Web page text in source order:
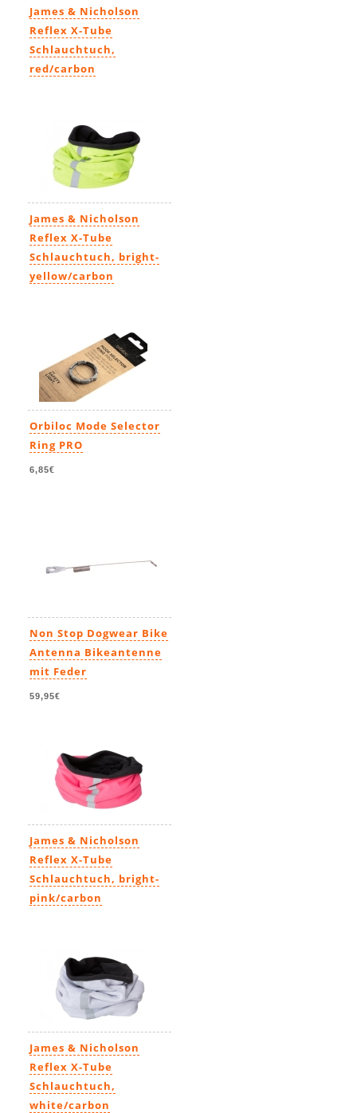
James & Nicholson
Reflex X-Tube
Schlauchtuch,
red/carbon
James & Nicholson
Reflex X-Tube
Schlauchtuch, bright-
yellow/carbon
Orbiloc Mode Selector
Ring PRO
6,85€
Non Stop Dogwear Bike
Antenna Bikeantenne
mit Feder
59,95€
James & Nicholson
Reflex X-Tube
Schlauchtuch, bright-
pink/carbon
James & Nicholson
Reflex X-Tube
Schlauchtuch,
white/carbon